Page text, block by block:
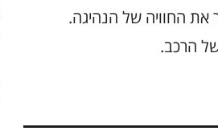
את החוויה של הנהיגה.
הרכב.